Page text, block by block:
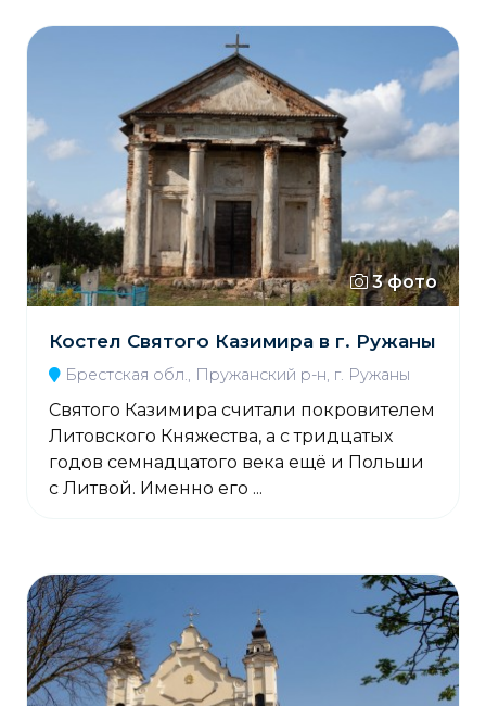
3 фото
Костел Святого Казимира в г. Ружаны
Брестская обл., Пружанский р-н, г. Ружаны
Святого Казимира считали покровителем
Литовского Княжества, а с тридцатых
годов семнадцатого века ещё и Польши
с Литвой. Именно его ...